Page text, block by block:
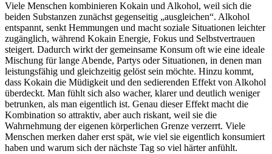
Viele Menschen kombinieren Kokain und Alkohol, weil sich die
beiden Substanzen zunächst gegenseitig „ausgleichen“. Alkohol
entspannt, senkt Hemmungen und macht soziale Situationen leichter
zugänglich, während Kokain Energie, Fokus und Selbstvertrauen
steigert. Dadurch wirkt der gemeinsame Konsum oft wie eine ideale
Mischung für lange Abende, Partys oder Situationen, in denen man
leistungsfähig und gleichzeitig gelöst sein möchte. Hinzu kommt,
dass Kokain die Müdigkeit und den sedierenden Effekt von Alkohol
überdeckt. Man fühlt sich also wacher, klarer und deutlich weniger
betrunken, als man eigentlich ist. Genau dieser Effekt macht die
Kombination so attraktiv, aber auch riskant, weil sie die
Wahrnehmung der eigenen körperlichen Grenze verzerrt. Viele
Menschen merken daher erst spät, wie viel sie eigentlich konsumiert
haben und warum sich der nächste Tag so viel härter anfühlt.